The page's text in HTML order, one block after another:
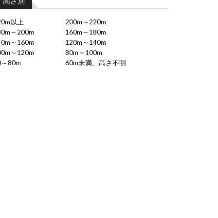
以上
200m～220m
～200m
160m～180m
～160m
120m～140m
～120m
80m～100m
80m
60m未満、高さ不明